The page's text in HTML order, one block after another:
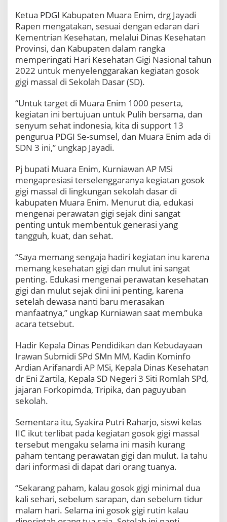
Ketua PDGI Kabupaten Muara Enim, drg Jayadi
Rapen mengatakan, sesuai dengan edaran dari
Kementrian Kesehatan, melalui Dinas Kesehatan
Provinsi, dan Kabupaten dalam rangka
memperingati Hari Kesehatan Gigi Nasional tahun
2022 untuk menyelenggarakan kegiatan gosok
gigi massal di Sekolah Dasar (SD).
“Untuk target di Muara Enim 1000 peserta,
kegiatan ini bertujuan untuk Pulih bersama, dan
senyum sehat indonesia, kita di support 13
pengurua PDGI Se-sumsel, dan Muara Enim ada di
SDN 3 ini,” ungkap Jayadi.
Pj bupati Muara Enim, Kurniawan AP MSi
mengapresiasi terselenggaranya kegiatan gosok
gigi massal di lingkungan sekolah dasar di
kabupaten Muara Enim. Menurut dia, edukasi
mengenai perawatan gigi sejak dini sangat
penting untuk membentuk generasi yang
tangguh, kuat, dan sehat.
“Saya memang sengaja hadiri kegiatan inu karena
memang kesehatan gigi dan mulut ini sangat
penting. Edukasi mengenai perawatan kesehatan
gigi dan mulut sejak dini ini penting, karena
setelah dewasa nanti baru merasakan
manfaatnya,” ungkap Kurniawan saat membuka
acara tetsebut.
Hadir Kepala Dinas Pendidikan dan Kebudayaan
Irawan Submidi SPd SMn MM, Kadin Kominfo
Ardian Arifanardi AP MSi, Kepala Dinas Kesehatan
dr Eni Zartila, Kepala SD Negeri 3 Siti Romlah SPd,
jajaran Forkopimda, Tripika, dan paguyuban
sekolah.
Sementara itu, Syakira Putri Raharjo, siswi kelas
IIC ikut terlibat pada kegiatan gosok gigi massal
tersebut mengaku selama ini masih kurang
paham tentang perawatan gigi dan mulut. Ia tahu
dari informasi di dapat dari orang tuanya.
“Sekarang paham, kalau gosok gigi minimal dua
kali sehari, sebelum sarapan, dan sebelum tidur
malam hari. Selama ini gosok gigi rutin kalau